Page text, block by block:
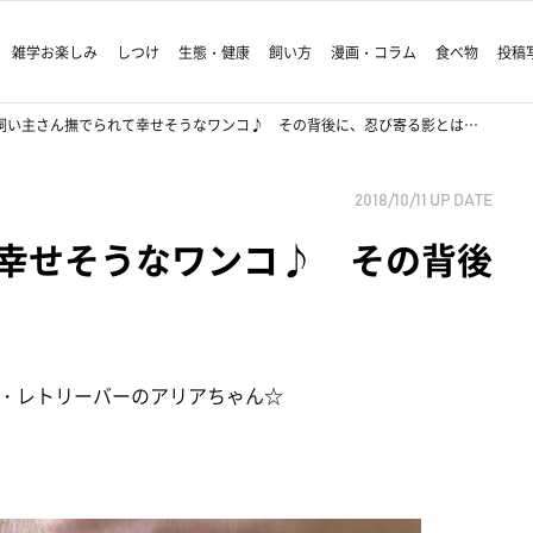
雑学お楽しみ しつけ 生態・健康 飼い方 漫画・コラム 食べ物 投稿
い主さん撫でられて幸せそうなワンコ♪ その背後に、忍び寄る影とは…
2018/10/11 UP DATE
せそうなワンコ♪ その背後
レトリーバーのアリアちゃん☆